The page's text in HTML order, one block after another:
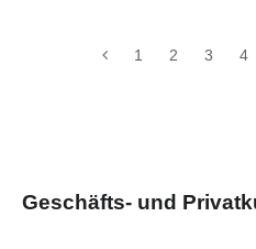
1 2 3 4
Geschäfts- und